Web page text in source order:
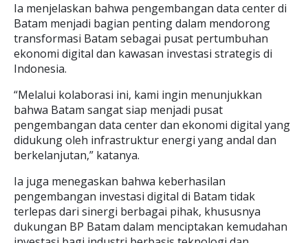
Ia menjelaskan bahwa pengembangan data center di
Batam menjadi bagian penting dalam mendorong
transformasi Batam sebagai pusat pertumbuhan
ekonomi digital dan kawasan investasi strategis di
Indonesia.
“Melalui kolaborasi ini, kami ingin menunjukkan
bahwa Batam sangat siap menjadi pusat
pengembangan data center dan ekonomi digital yang
didukung oleh infrastruktur energi yang andal dan
berkelanjutan,” katanya.
Ia juga menegaskan bahwa keberhasilan
pengembangan investasi digital di Batam tidak
terlepas dari sinergi berbagai pihak, khususnya
dukungan BP Batam dalam menciptakan kemudahan